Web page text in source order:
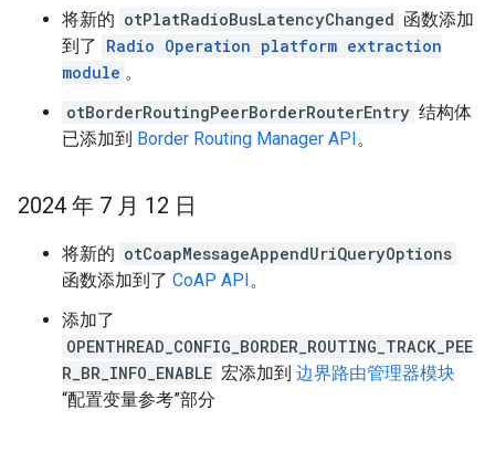
将新的 otPlatRadioBusLatencyChanged 函数添加
到了 Radio Operation platform extraction
module 。
otBorderRoutingPeerBorderRouterEntry 结构体
已添加到 Border Routing Manager API。
2024 年 7 月 12 日
将新的 otCoapMessageAppendUriQueryOptions
函数添加到了 CoAP API。
添加了
OPENTHREAD_CONFIG_BORDER_ROUTING_TRACK_PEE
R_BR_INFO_ENABLE 宏添加到 边界路由管理器模块
“配置变量参考”部分